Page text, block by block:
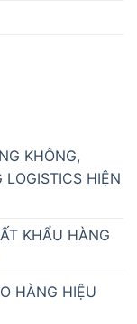
KHÔNG,
HIỆN
KHẨU HÀNG
HÀNG HIỆU